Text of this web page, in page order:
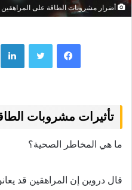
أضرار مشروبات الطاقة على المراهقين
تأثيرات مشروبات
ما هي المخاطر الصحية؟
قال دروين إن المراهقين قد